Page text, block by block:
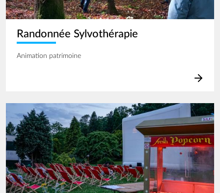
Randonnée Sylvothérapie
Animation patrimoine